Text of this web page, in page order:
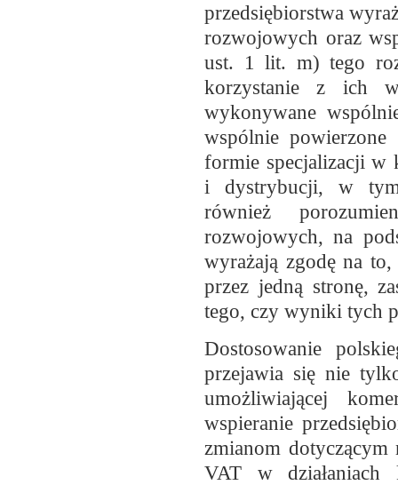
przedsiębiorstwa
rozwojowych oraz
ust. 1 lit. m) tego
korzystanie z ich
wykonywane
wspólnie
formie specjalizacji w
i dystrybucji, w tym
również
rozwojowych, na
wyrażają zgodę na
przez jedną stronę,
tego, czy wyniki tych
Dostosowanie
przejawia się nie
umożliwiającej
wspieranie
zmianom
VAT w działaniach